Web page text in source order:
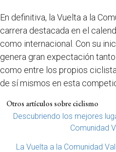
En definitiva, la Vuelta a la
carrera destacada en el
como internacional. Con su
genera gran expectación
como entre los propios
de sí mismos en esta
Otros artículos sobre ciclismo
Descubriendo los mejores
Comunidad
La Vuelta a la Comunidad